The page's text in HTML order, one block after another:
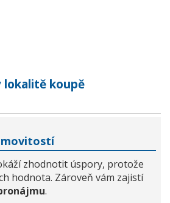
koupě
zhodnotit úspory, protože
hodnota. Zároveň vám zajistí
.